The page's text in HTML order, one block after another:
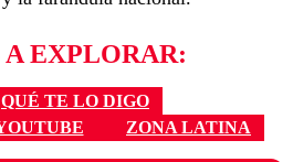
EXPLORAR:
QUÉ TE LO DIGO
ZONA LATINA